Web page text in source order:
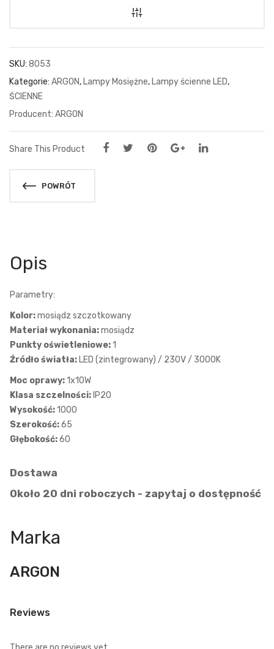
SKU: 8053
Kategorie: ARGON, Lampy Mosiężne, Lampy ścienne LED,
ŚCIENNE
ARGON
Share This Product
POWRÓT
Opis
Parametry:
Kolor:mosiądz szczotkowany
Materiał wykonania:mosiądz
Punkty oświetleniowe:1
Źródło światła: LED (zintegrowany) / 230V / 3000K
Moc oprawy:1x10W
Klasa szczelności: IP20
Wysokość:1000
Szerokość:65
Głębokość:60
Dostawa
Około 20 dni roboczych - zapytaj o dostępność
Marka
ARGON
Reviews